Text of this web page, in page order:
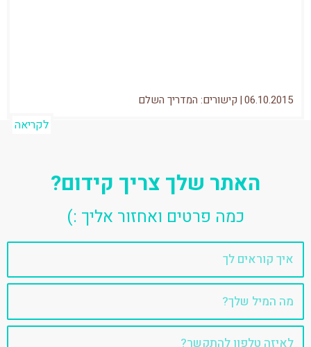
06.10.2015
| קישורים: המדריך השלם
לקריאה
האתר שלך צריך קידום?
כמה פרטים ואחזור אליך :)